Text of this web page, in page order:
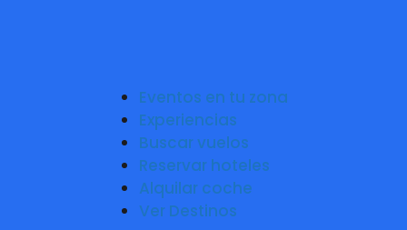
Eventos en tu zona
Experiencias
Buscar vuelos
Reservar hoteles
Alquilar coche
Ver Destinos